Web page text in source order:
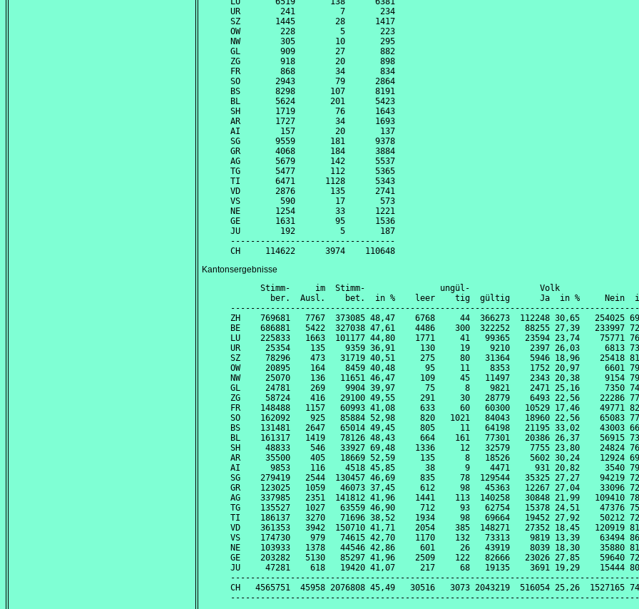
UR        241         7       234
SZ       1445        28      1417
OW        228         5       223
NW        305        10       295
GL        909        27       882
ZG        918        20       898
FR        868        34       834
SO       2943        79      2864
BS       8298       107      8191
BL       5624       201      5423
SH       1719        76      1643
AR       1727        34      1693
AI        157        20       137
SG       9559       181      9378
GR       4068       184      3884
AG       5679       142      5537
TG       5477       112      5365
TI       6471      1128      5343
VD       2876       135      2741
VS        590        17       573
NE       1254        33      1221
GE       1631        95      1536
JU        192         5       187
---------------------------------
Kantonsergebnisse
Stimm-     im  Stimm-               ungül-              Volk
ber.  Ausl.    bet.  in %    leer    tig  gültig      Ja  in %     Nein
ZH    769681   7767  373085 48,47    6768     44  366273  112248 30,65
BE    686881   5422  327038 47,61    4486    300  322252   88255 27,39
LU    225833   1663  101177 44,80    1771     41   99365   23594 23,74
UR     25354    135    9359 36,91     130     19    9210    2397 26,03
SZ     78296    473   31719 40,51     275     80   31364    5946 18,96
OW     20895    164    8459 40,48      95     11    8353    1752 20,97
NW     25070    136   11651 46,47     109     45   11497    2343 20,38
GL     24781    269    9904 39,97      75      8    9821    2471 25,16
ZG     58724    416   29100 49,55     291     30   28779    6493 22,56
FR    148488   1157   60993 41,08     633     60   60300   10529 17,46
SO    162092    925   85884 52,98     820   1021   84043   18960 22,56
BS    131481   2647   65014 49,45     805     11   64198   21195 33,02
BL    161317   1419   78126 48,43     664    161   77301   20386 26,37
SH     48833    546   33927 69,48    1336     12   32579    7755 23,80
AR     35500    405   18669 52,59     135      8   18526    5602 30,24
AI      9853    116    4518 45,85      38      9    4471     931 20,82     3540
SG    279419   2544  130457 46,69     835     78  129544   35325 27,27
GR    123025   1059   46073 37,45     612     98   45363   12267 27,04
AG    337985   2351  141812 41,96    1441    113  140258   30848 21,99
TG    135527   1027   63559 46,90     712     93   62754   15378 24,51
TI    186137   3270   71696 38,52    1934     98   69664   19452 27,92
VD    361353   3942  150710 41,71    2054    385  148271   27352 18,45
VS    174730    979   74615 42,70    1170    132   73313    9819 13,39
NE    103933   1378   44546 42,86     601     26   43919    8039 18,30
GE    203282   5130   85297 41,96    2509    122   82666   23026 27,85
JU     47281    618   19420 41,07     217     68   19135    3691 19,29
CH   4565751  45958 2076808 45,49   30516   3073 2043219  516054 25,26